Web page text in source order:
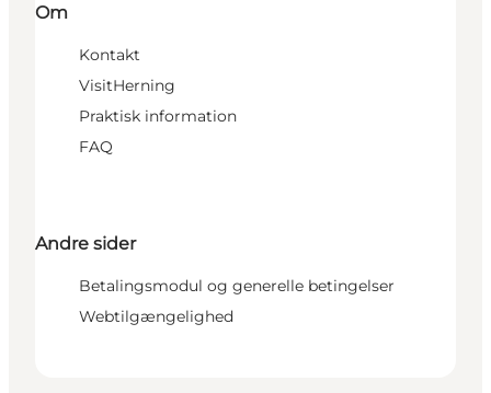
Om
Kontakt
VisitHerning
Praktisk information
FAQ
Andre sider
Betalingsmodul og generelle betingelser
Webtilgængelighed